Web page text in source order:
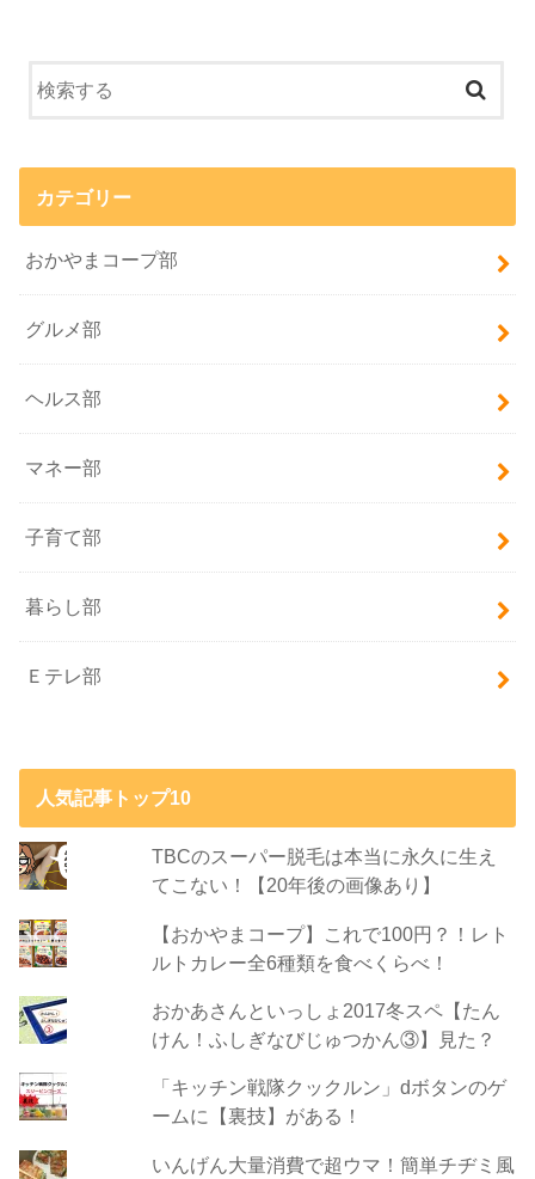
カテゴリー
おかやまコープ部
グルメ部
ヘルス部
マネー部
子育て部
暮らし部
Ｅテレ部
人気記事トップ10
TBCのスーパー脱毛は本当に永久に生え
てこない！【20年後の画像あり】
【おかやまコープ】これで100円？！レト
ルトカレー全6種類を食べくらべ！
おかあさんといっしょ2017冬スペ【たん
けん！ふしぎなびじゅつかん③】見た？
「キッチン戦隊クックルン」dボタンのゲ
ームに【裏技】がある！
いんげん大量消費で超ウマ！簡単チヂミ風